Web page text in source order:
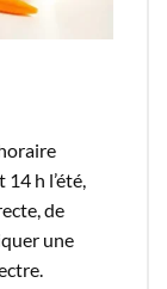
h l’été,
de
une